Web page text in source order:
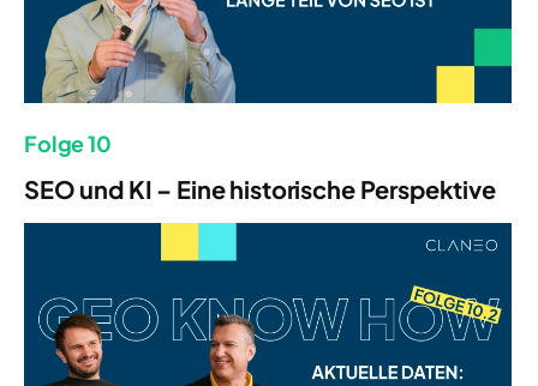
Folge 10
SEO und KI – Eine historische Perspektive